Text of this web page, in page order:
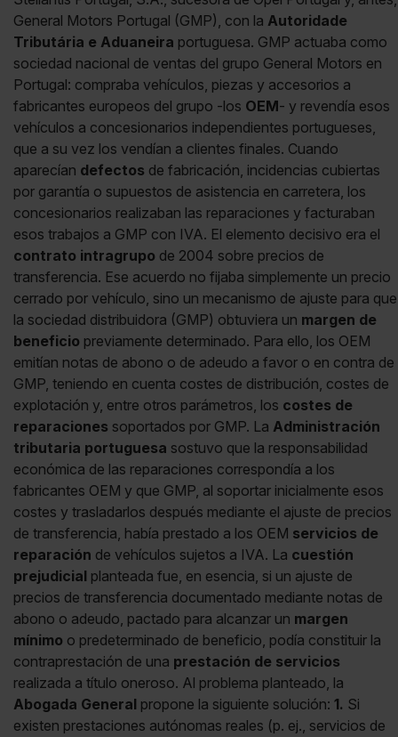
General Motors Portugal (GMP), con la Autoridade
Tributária e Aduaneira portuguesa. GMP actuaba como
sociedad nacional de ventas del grupo General Motors en
Portugal: compraba vehículos, piezas y accesorios a
fabricantes europeos del grupo -los OEM- y revendía esos
vehículos a concesionarios independientes portugueses,
que a su vez los vendían a clientes finales. Cuando
aparecían defectos de fabricación, incidencias cubiertas
por garantía o supuestos de asistencia en carretera, los
concesionarios realizaban las reparaciones y facturaban
esos trabajos a GMP con IVA. El elemento decisivo era el
contrato intragrupo de 2004 sobre precios de
transferencia. Ese acuerdo no fijaba simplemente un precio
cerrado por vehículo, sino un mecanismo de ajuste para que
la sociedad distribuidora (GMP) obtuviera un margen de
beneficio previamente determinado. Para ello, los OEM
emitían notas de abono o de adeudo a favor o en contra de
GMP, teniendo en cuenta costes de distribución, costes de
explotación y, entre otros parámetros, los costes de
reparaciones soportados por GMP. La Administración
tributaria portuguesa sostuvo que la responsabilidad
económica de las reparaciones correspondía a los
fabricantes OEM y que GMP, al soportar inicialmente esos
costes y trasladarlos después mediante el ajuste de precios
de transferencia, había prestado a los OEM servicios de
reparación de vehículos sujetos a IVA. La cuestión
prejudicial planteada fue, en esencia, si un ajuste de
precios de transferencia documentado mediante notas de
abono o adeudo, pactado para alcanzar un margen
mínimo o predeterminado de beneficio, podía constituir la
contraprestación de una prestación de servicios
realizada a título oneroso. Al problema planteado, la
Abogada General propone la siguiente solución: 1. Si
existen prestaciones autónomas reales (p. ej., servicios de